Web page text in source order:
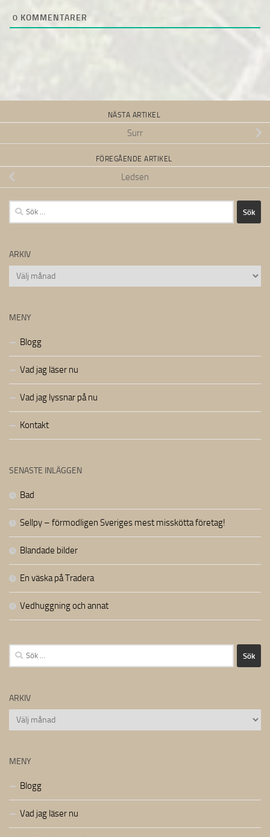
0 KOMMENTARER
NÄSTA ARTIKEL
Surr
FÖREGÅENDE ARTIKEL
Ledsen
Sök
efter:
ARKIV
Arkiv
MENY
Blogg
Vad jag läser nu
Vad jag lyssnar på nu
Kontakt
SENASTE INLÄGGEN
Bad
Sellpy – förmodligen Sveriges mest misskötta företag!
Blandade bilder
En väska på Tradera
Vedhuggning och annat
Sök
efter:
ARKIV
Arkiv
MENY
Blogg
Vad jag läser nu